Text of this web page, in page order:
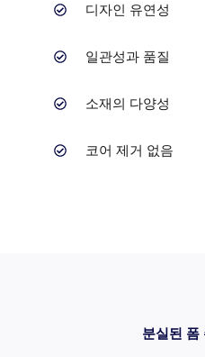
디자인 유연성
일관성과 품질
소재의 다양성
코어 제거 없음
분실된 폼